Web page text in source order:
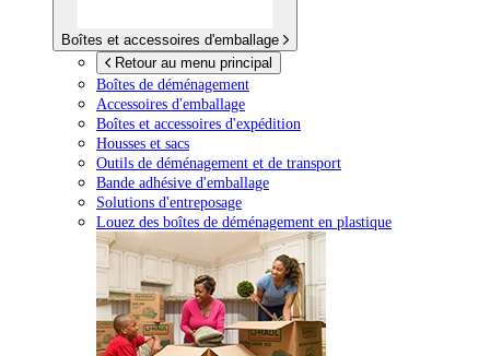
Boîtes et accessoires d'emballage
Retour au menu principal
Boîtes de déménagement
Accessoires d'emballage
Boîtes et accessoires d'expédition
Housses et sacs
Outils de déménagement et de transport
Bande adhésive d'emballage
Solutions d'entreposage
Louez des boîtes de déménagement en plastique